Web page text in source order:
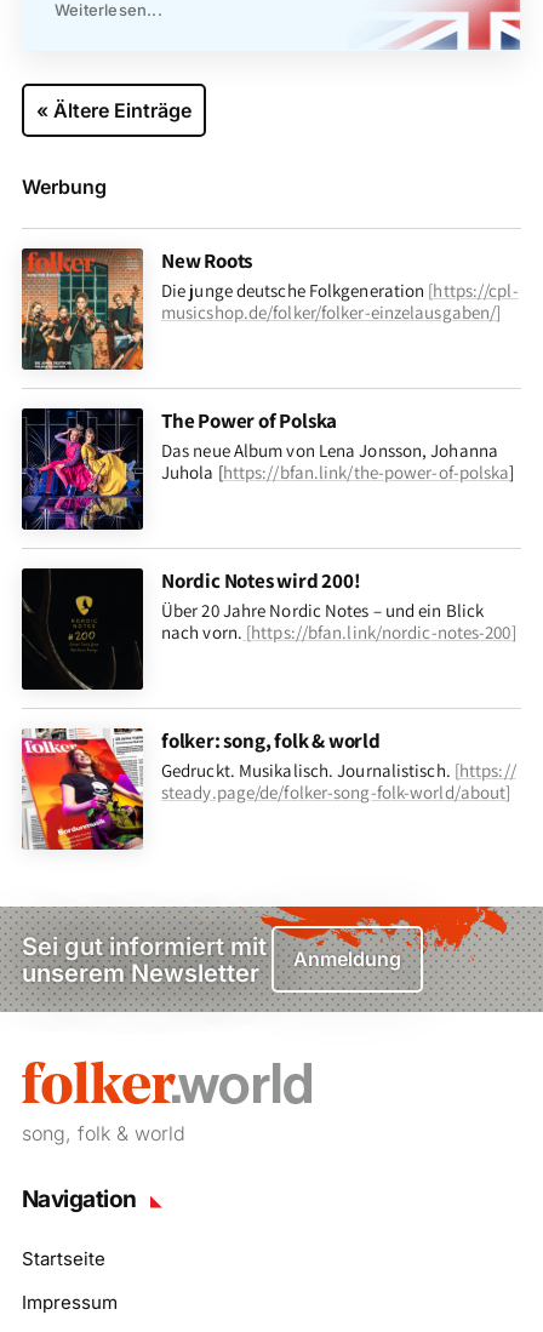
Weiterlesen...
« Ältere Einträge
Werbung
New Roots
Die junge deutsche Folkgeneration [https://cpl-
musicshop.de/folker/folker-einzelausgaben/]
The Power of Polska
Das neue Album von Lena Jonsson, Johanna
Juhola [https://bfan.link/the-power-of-polska]
Nordic Notes wird 200!
Über 20 Jahre Nordic Notes – und ein Blick
nach vorn. [https://bfan.link/nordic-notes-200]
folker: song, folk & world
Gedruckt. Musikalisch. Journalistisch. [https://
steady.page/de/folker-song-folk-world/about]
Sei gut informiert mit
unserem Newsletter
Anmeldung
song, folk & world
Navigation
Startseite
Impressum